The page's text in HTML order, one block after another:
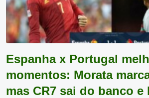
Espanha x Portugal
momentos: Morata
mas CR7 sai do banco e